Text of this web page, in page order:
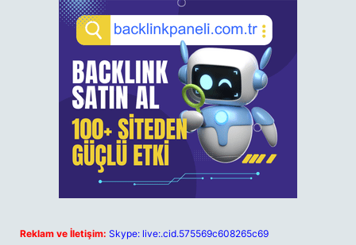
Reklam ve İletişim: Skype: live:.cid.575569c608265c69